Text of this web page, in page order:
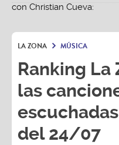
LA ZONA MÚSICA
Ranking La
las
del 24/07